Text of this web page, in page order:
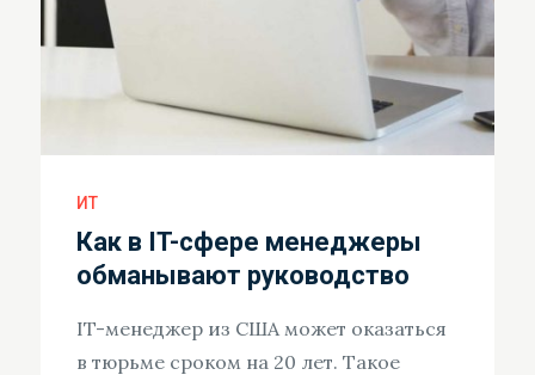
ИТ
Как в IT-сфере менеджеры
обманывают руководство
IT-менеджер из США может оказаться
в тюрьме сроком на 20 лет. Такое